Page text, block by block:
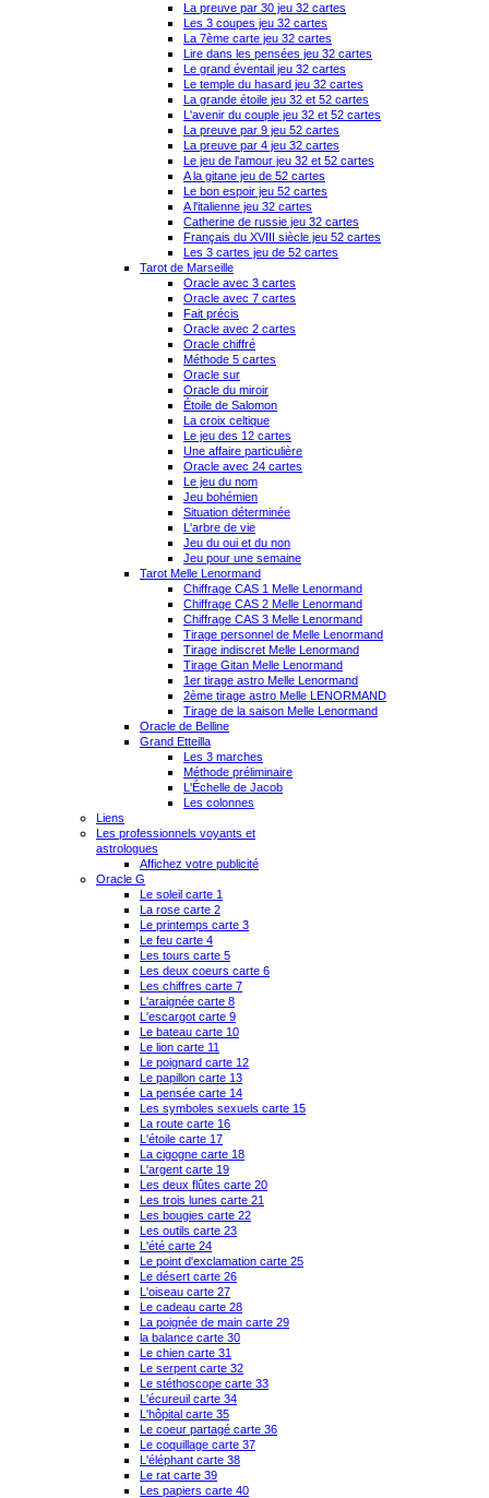
La preuve par 30 jeu 32 cartes
Les 3 coupes jeu 32 cartes
La 7ème carte jeu 32 cartes
Lire dans les pensées jeu 32 cartes
Le grand éventail jeu 32 cartes
Le temple du hasard jeu 32 cartes
La grande étoile jeu 32 et 52 cartes
L'avenir du couple jeu 32 et 52 cartes
La preuve par 9 jeu 52 cartes
La preuve par 4 jeu 32 cartes
Le jeu de l'amour jeu 32 et 52 cartes
A la gitane jeu de 52 cartes
Le bon espoir jeu 52 cartes
A l'italienne jeu 32 cartes
Catherine de russie jeu 32 cartes
Français du XVIII siècle jeu 52 cartes
Les 3 cartes jeu de 52 cartes
Tarot de Marseille
Oracle avec 3 cartes
Oracle avec 7 cartes
Fait précis
Oracle avec 2 cartes
Oracle chiffré
Méthode 5 cartes
Oracle sur
Oracle du miroir
Étoile de Salomon
La croix celtique
Le jeu des 12 cartes
Une affaire particulière
Oracle avec 24 cartes
Le jeu du nom
Jeu bohémien
Situation déterminée
L'arbre de vie
Jeu du oui et du non
Jeu pour une semaine
Tarot Melle Lenormand
Chiffrage CAS 1 Melle Lenormand
Chiffrage CAS 2 Melle Lenormand
Chiffrage CAS 3 Melle Lenormand
Tirage personnel de Melle Lenormand
Tirage indiscret Melle Lenormand
Tirage Gitan Melle Lenormand
1er tirage astro Melle Lenormand
2ème tirage astro Melle LENORMAND
Tirage de la saison Melle Lenormand
Oracle de Belline
Grand Etteilla
Les 3 marches
Méthode préliminaire
L'Échelle de Jacob
Les colonnes
Liens
Les professionnels voyants et
astrologues
Affichez votre publicité
Oracle G
Le soleil carte 1
La rose carte 2
Le printemps carte 3
Le feu carte 4
Les tours carte 5
Les deux coeurs carte 6
Les chiffres carte 7
L'araignée carte 8
L'escargot carte 9
Le bateau carte 10
Le lion carte 11
Le poignard carte 12
Le papillon carte 13
La pensée carte 14
Les symboles sexuels carte 15
La route carte 16
L'étoile carte 17
La cigogne carte 18
L'argent carte 19
Les deux flûtes carte 20
Les trois lunes carte 21
Les bougies carte 22
Les outils carte 23
L'été carte 24
Le point d'exclamation carte 25
Le désert carte 26
L'oiseau carte 27
Le cadeau carte 28
La poignée de main carte 29
la balance carte 30
Le chien carte 31
Le serpent carte 32
Le stéthoscope carte 33
L'écureuil carte 34
L'hôpital carte 35
Le coeur partagé carte 36
Le coquillage carte 37
L'éléphant carte 38
Le rat carte 39
Les papiers carte 40